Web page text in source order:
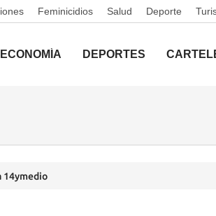
Feminicidios Salud Deporte
ECONOMÍA DEPORTES
14ymedio